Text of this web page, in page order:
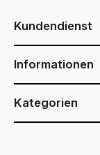
Kundendienst
Informationen
Kategorien